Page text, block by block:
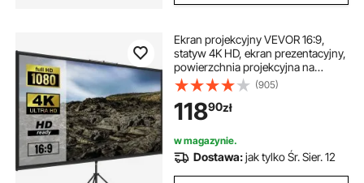
Ekran projekcyjny VEVOR 16:9,
statyw 4K HD, ekran prezentacyjny,
powierzchnia projekcyjna na
ścianę, 160x95 cm, statyw o
regulowanej wysokości 200-250
cm, idealny do kina domowego, sal
konferencyjnych, wesel
(905)
11890zł
w magazynie.
Dostawa:jak tylko Śr. Sier. 12